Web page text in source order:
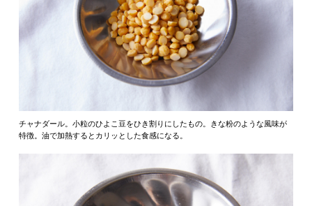
チャナダール。小粒のひよこ豆をひき割りにしたもの。きな粉のような風味が
特徴。油で加熱するとカリッとした食感になる。